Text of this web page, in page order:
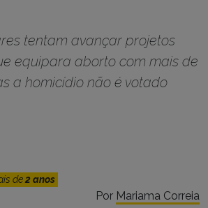
tentam avançar projetos
equipara aborto com mais de
a homicídio não é votado
de2 anos
Por Mariama Correia